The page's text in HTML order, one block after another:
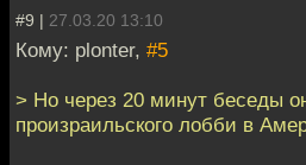
#9 | 27.03.20 13:10
Кому: plonter, #5
> Но через 20 минут беседы
произраильского лобби в